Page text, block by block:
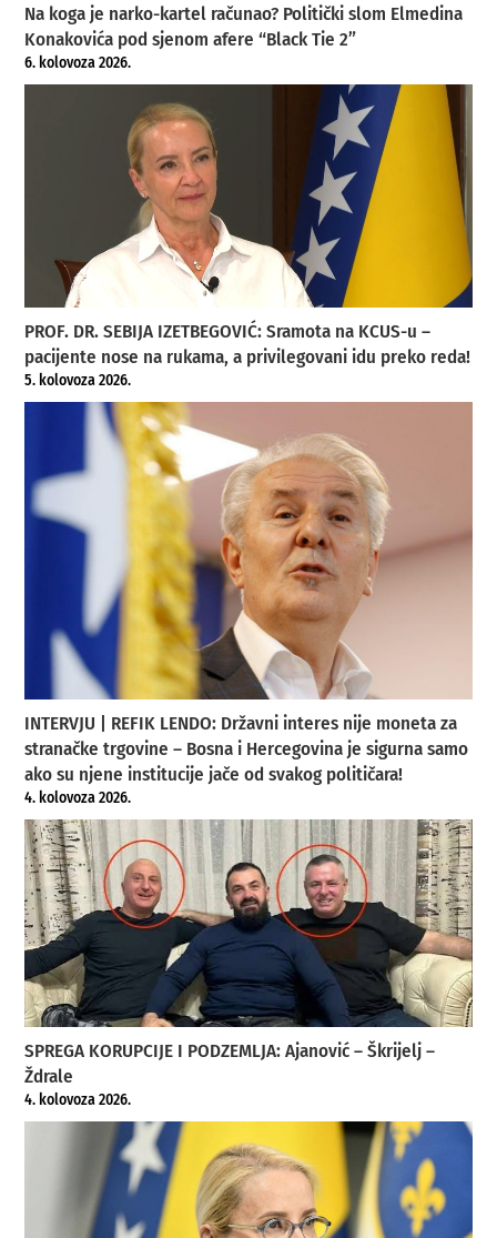
Na koga je narko-kartel računao? Politički slom Elmedina
Konakovića pod sjenom afere “Black Tie 2”
6. kolovoza 2026.
PROF. DR. SEBIJA IZETBEGOVIĆ: Sramota na KCUS-u –
pacijente nose na rukama, a privilegovani idu preko reda!
5. kolovoza 2026.
INTERVJU | REFIK LENDO: Državni interes nije moneta za
stranačke trgovine – Bosna i Hercegovina je sigurna samo
ako su njene institucije jače od svakog političara!
4. kolovoza 2026.
SPREGA KORUPCIJE I PODZEMLJA: Ajanović – Škrijelj –
Ždrale
4. kolovoza 2026.